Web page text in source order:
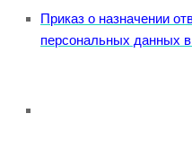
Приказ о назначении
персональных данных